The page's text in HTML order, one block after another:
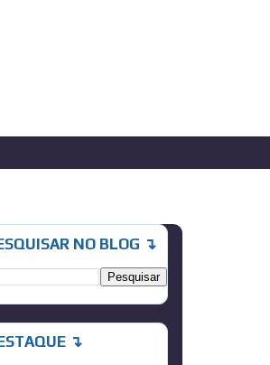
NO BLOG ↴
↴